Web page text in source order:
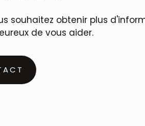
souhaitez obtenir plus
de vous aider.